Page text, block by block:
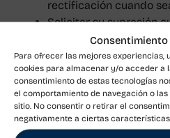
Consentimiento
Para ofrecer las mejores experiencias,
cookies para almacenar y/o acceder a
consentimiento de estas tecnologías
el comportamiento de navegación o
sitio. No consentir o retirar el
negativamente a ciertas características
rectificación cuando
Solicitar su supresión
motivos, los datos ya
los fines para los que
Solicitar la limitación
determinadas
Solicitar la oposición al
por motivos